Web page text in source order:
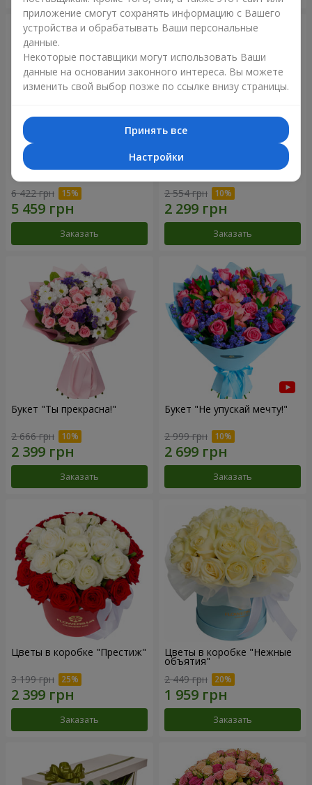
51 белая хризантема
6 422 грн
Заказать
Романтический букет
2 554 грн
Заказать
Букет "Ты прекрасна!"
2 666 грн
Заказать
Букет "Не упускай мечту!"
2 999 грн
Заказать
Цветы в коробке "Престиж"
3 199 грн
Заказать
Цветы в коробке "Нежные
объятия"
2 449 грн
Заказать
приложение смогут сохранять информацию с Вашего
устройства и обрабатывать Ваши персональные
данные.
Некоторые поставщики могут использовать Ваши
данные на основании законного интереса. Вы можете
изменить свой выбор позже по ссылке внизу страницы.
Принять все
Настройки